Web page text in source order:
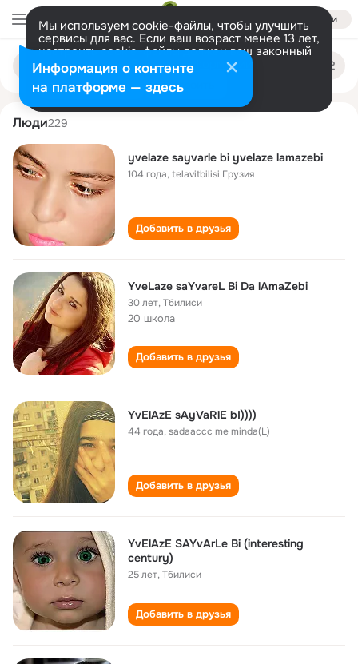
Войти
Мы используем cookie-файлы, чтобы улучшить
сервисы для вас. Если ваш возраст менее 13 лет,
настроить cookie-файлы должен ваш законный
представитель. Больше информации
Разрешить все Настроить
Поиск
людям
yvelaze bi
Люди229
yvelaze sayvarle bi yvelaze lamazebi
104 года,telavitbilisi Грузия
Добавить в друзья
YveLaze saYvareL Bi Da lAmaZebi
30 лет,Тбилиси
20 школа
Добавить в друзья
YvElAzE sAyVaRlE bI))))
44 года,sadaaccc me minda(L)
Добавить в друзья
YvElAzE SAYvArLe Bi (interesting
century)
25 лет,Тбилиси
Добавить в друзья
Информация о контенте
на платформе — здесь